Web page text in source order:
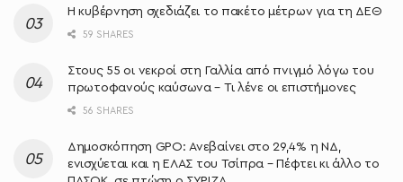
Η κυβέρνηση σχεδιάζει το πακέτο μέτρων για τη ΔΕΘ
59 SHARES
Στους 55 οι νεκροί στη Γαλλία από πνιγμό λόγω του
πρωτοφανούς καύσωνα – Τι λένε οι επιστήμονες
56 SHARES
Δημοσκόπηση GPO: Ανεβαίνει στο 29,4% η ΝΔ,
ενισχύεται και η ΕΛΑΣ του Τσίπρα – Πέφτει κι άλλο το